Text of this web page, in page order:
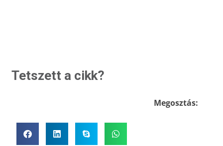
Tetszett a cikk?
Megosztás: